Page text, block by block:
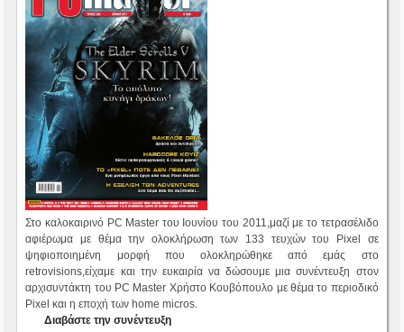
Στο καλοκαιρινό PC Master του Ιουνίου του 2011,μαζί με το τετρασέλιδο
αφιέρωμα με θέμα την ολοκλήρωση των 133 τευχών του Pixel σε
ψηφιοποιημένη μορφή που ολοκληρώθηκε από εμάς στο
retrovisions,είχαμε και την ευκαιρία να δώσουμε μια συνέντευξη στον
αρχισυντάκτη του PC Master Χρήστο Κουβόπουλο με θέμα το περιοδικό
Pixel και η εποχή των home micros.
Διαβάστε την συνέντευξη